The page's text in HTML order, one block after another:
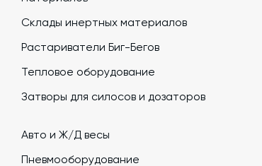
Склады инертных материалов
Растариватели Биг-Бегов
Тепловое оборудование
Затворы для силосов и дозаторов
Авто и Ж/Д весы
Пневмооборудование